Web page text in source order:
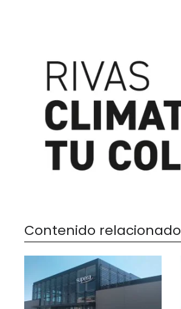
Contenido relacionado